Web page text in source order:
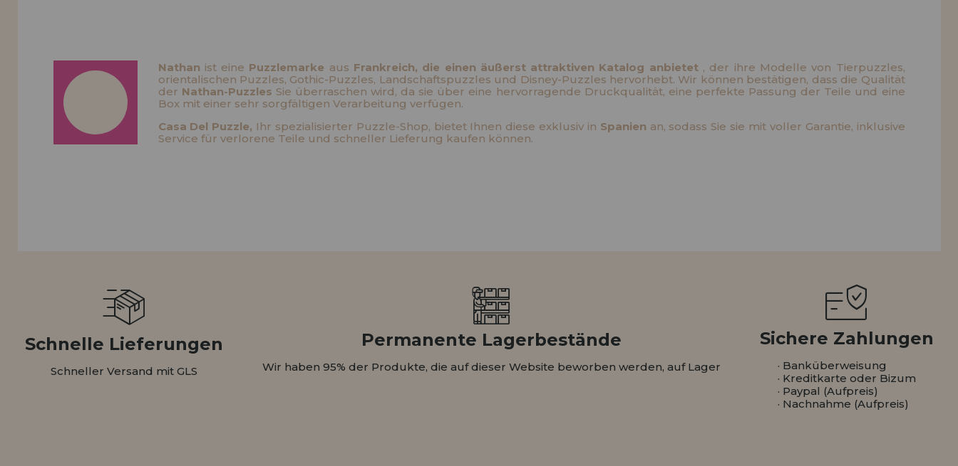
INFORMATIONEN
info@puzzleladen.de
Nathan ist eine Puzzlemarke aus Frankreich, die einen äußerst attraktiven Katalog anbietet, der ihre Modelle von Tierpuzzles,
orientalischen Puzzles, Gothic-Puzzles, Landschaftspuzzles und Disney-Puzzles hervorhebt. Wir können bestätigen, dass die Qualität
der Nathan-Puzzles Sie überraschen wird, da sie über eine hervorragende Druckqualität, eine perfekte Passung der Teile und eine
Box mit einer sehr sorgfältigen Verarbeitung verfügen.
Casa Del Puzzle, Ihr spezialisierter Puzzle-Shop, bietet Ihnen diese exklusiv in Spanien an, sodass Sie sie mit voller Garantie, inklusive
Service für verlorene Teile und schneller Lieferung kaufen können.
Schnelle Lieferungen
Schneller Versand mit GLS
Permanente Lagerbestände
Wir haben 95% der Produkte, die auf dieser Website beworben werden, auf Lager
Sichere Zahlungen
· Banküberweisung
· Kreditkarte oder Bizum
· Paypal (Aufpreis)
· Nachnahme (Aufpreis)